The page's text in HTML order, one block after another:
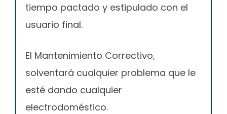
tiempo pactado y estipulado con el
usuario final.
El Mantenimiento Correctivo,
solventará cualquier problema que le
esté dando cualquier
electrodoméstico.